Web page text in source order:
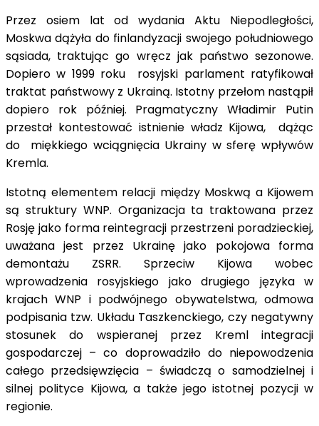
Przez osiem lat od wydania Aktu Niepodległości,
Moskwa dążyła do finlandyzacji swojego południowego
sąsiada, traktując go wręcz jak państwo sezonowe.
Dopiero w 1999 roku rosyjski parlament ratyfikował
traktat państwowy z Ukrainą. Istotny przełom nastąpił
dopiero rok później. Pragmatyczny Władimir Putin
przestał kontestować istnienie władz Kijowa, dążąc
do miękkiego wciągnięcia Ukrainy w sferę wpływów
Kremla.
Istotną elementem relacji między Moskwą a Kijowem
są struktury WNP. Organizacja ta traktowana przez
Rosję jako forma reintegracji przestrzeni poradzieckiej,
uważana jest przez Ukrainę jako pokojowa forma
demontażu ZSRR. Sprzeciw Kijowa wobec
wprowadzenia rosyjskiego jako drugiego języka w
krajach WNP i podwójnego obywatelstwa, odmowa
podpisania tzw. Układu Taszkenckiego, czy negatywny
stosunek do wspieranej przez Kreml integracji
gospodarczej – co doprowadziło do niepowodzenia
całego przedsięwzięcia – świadczą o samodzielnej i
silnej polityce Kijowa, a także jego istotnej pozycji w
regionie.